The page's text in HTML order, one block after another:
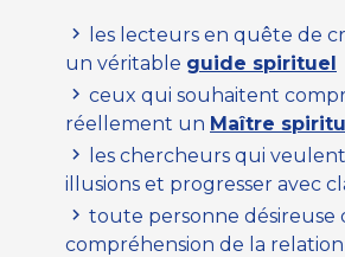
les lecteurs en quête de
un véritable guide spirituel
ceux qui souhaitent
réellement un Maître
les chercheurs qui
illusions et progresser avec
toute personne désireuse
compréhension de la